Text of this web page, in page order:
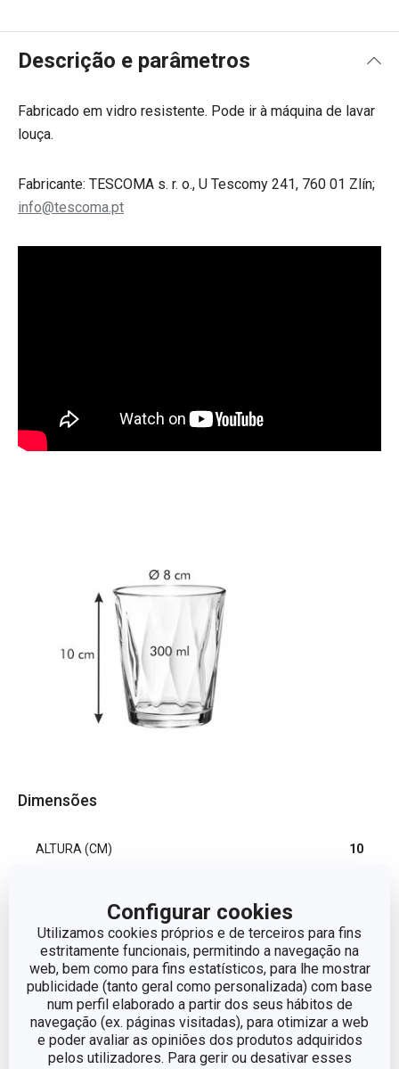
Configurar cookies
Utilizamos cookies próprios e de terceiros para fins
estritamente funcionais, permitindo a navegação na
web, bem como para fins estatísticos, para lhe mostrar
publicidade (tanto geral como personalizada) com base
num perfil elaborado a partir dos seus hábitos de
navegação (ex. páginas visitadas), para otimizar a web
e poder avaliar as opiniões dos produtos adquiridos
pelos utilizadores. Para gerir ou desativar esses
Descrição e parâmetros
Fabricado em vidro resistente. Pode ir à máquina de lavar
louça.
Fabricante: TESCOMA s. r. o., U Tescomy 241, 760 01 Zlín;
info@tescoma.pt
Dimensões
ALTURA (CM) 10
DIÂMETRO 8
Outros parâmetros
CATEGORIA Copo